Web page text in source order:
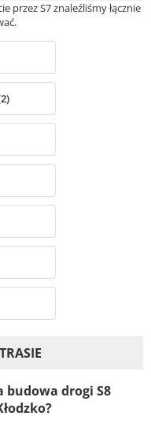
przez S7 znaleźliśmy łącznie
budowa drogi S8